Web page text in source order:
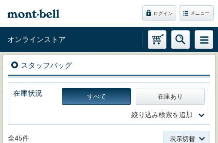
ログイン メニュー
オンラインストア
スタッフバッグ
在庫状況 すべて 在庫あり
絞り込み検索を追加
全45件 表示切替